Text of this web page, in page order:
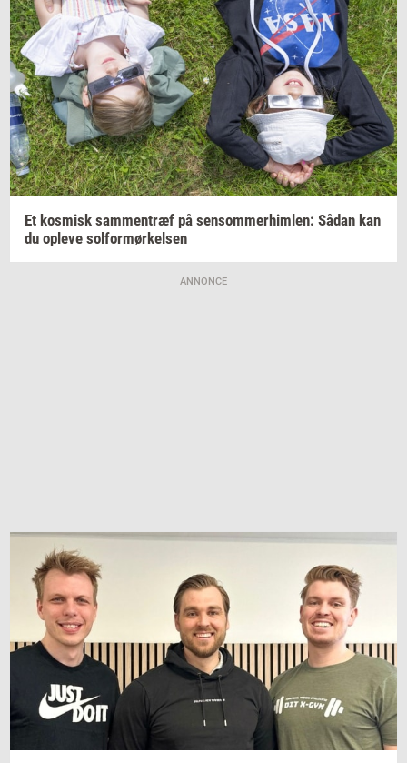
Et kos­misk sam­men­træf på sen­som­mer­him­len: Sådan kan
du op­le­ve sol­for­mør­kel­sen
ANNONCE